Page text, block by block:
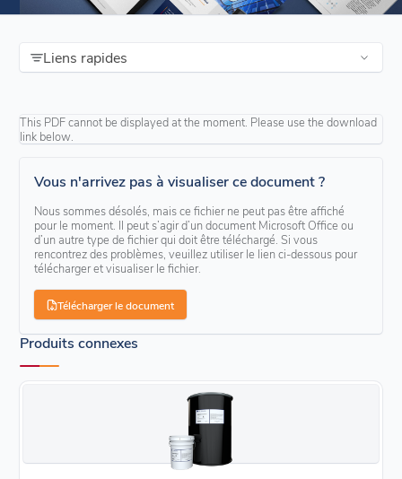
Liens rapides
This PDF cannot be displayed at the moment. Please use the download
link below.
Vous n'arrivez pas à visualiser ce document ?
Nous sommes désolés, mais ce fichier ne peut pas être affiché
pour le moment. Il peut s’agir d’un document Microsoft Office ou
d’un autre type de fichier qui doit être téléchargé. Si vous
rencontrez des problèmes, veuillez utiliser le lien ci-dessous pour
télécharger et visualiser le fichier.
Télécharger le document
Produits connexes